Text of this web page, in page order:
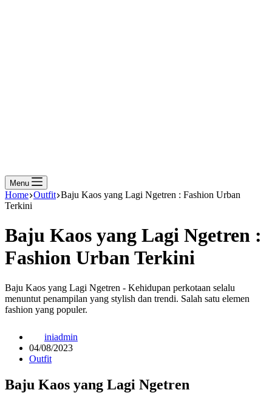
Menu
Home Outfit Baju Kaos yang Lagi Ngetren : Fashion Urban
Terkini
Baju Kaos yang Lagi Ngetren :
Fashion Urban Terkini
Baju Kaos yang Lagi Ngetren - Kehidupan perkotaan selalu
menuntut penampilan yang stylish dan trendi. Salah satu elemen
fashion yang populer.
iniadmin
04/08/2023
Outfit
Baju Kaos yang Lagi Ngetren